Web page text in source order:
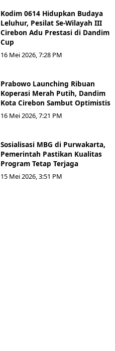
Kodim 0614 Hidupkan Budaya
Leluhur, Pesilat Se-Wilayah III
Cirebon Adu Prestasi di Dandim
Cup
16 Mei 2026, 7:28 PM
Prabowo Launching Ribuan
Koperasi Merah Putih, Dandim
Kota Cirebon Sambut Optimistis
16 Mei 2026, 7:21 PM
Sosialisasi MBG di Purwakarta,
Pemerintah Pastikan Kualitas
Program Tetap Terjaga
15 Mei 2026, 3:51 PM